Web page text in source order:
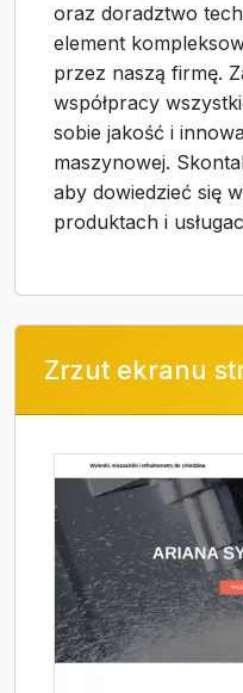
oraz doradztwo
element
przez naszą firmę.
współpracy
sobie jakość i
maszynowej.
aby dowiedzieć się
produktach i
Zrzut ekranu